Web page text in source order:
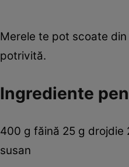
Merele te pot scoate
potrivită.
Ingrediente
400 g făină 25 g drojdie
susan